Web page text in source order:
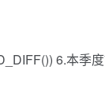
6.本季